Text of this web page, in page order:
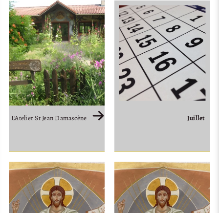
L’Atelier St Jean Damascène Juillet